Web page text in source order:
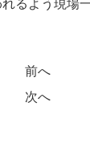
るよう現場
前へ
次へ